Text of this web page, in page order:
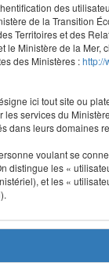
des
de la Transition
Territoires et des
le Ministère de la Mer,
des Ministères :http://
ici tout site ou
les services du
dans leurs domaines
voulant se
distingue les «
et les «